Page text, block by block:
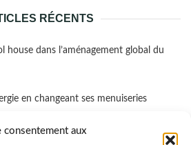
consentement aux
RÉCENTS
dans l’aménagement global du
en changeant ses menuiseries